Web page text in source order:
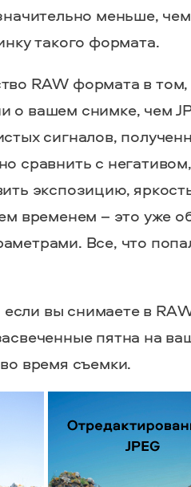
меньше,
такого формата.
RAW формата в
о вашем снимке, чем
сигналов,
сравнить с
экспозицию,
временем – это уже
Все, что
если вы снимаете в
пятна на
время съемки.